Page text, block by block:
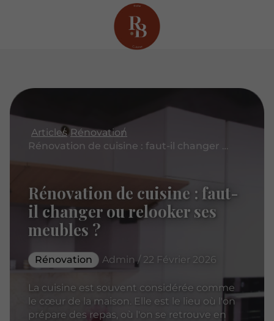
Articles Rénovation
Rénovation de cuisine : faut-il changer ou relooker ses meubles ?
Rénovation de cuisine : faut-
il changer ou relooker ses
meubles ?
Rénovation Admin / 22 Février 2026
La cuisine est souvent considérée comme
le cœur de la maison. Elle est le lieu où l'on
prépare des repas, où l'on se retrouve en